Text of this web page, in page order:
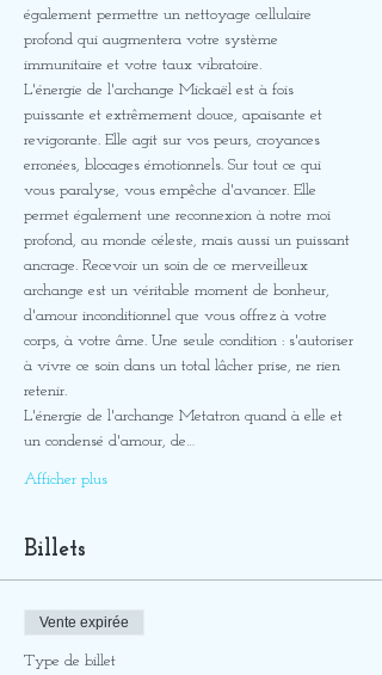
également permettre un nettoyage cellulaire
profond qui augmentera votre système
immunitaire et votre taux vibratoire.
L'énergie de l'archange Mickaël est à fois
puissante et extrêmement douce, apaisante et
revigorante. Elle agit sur vos peurs, croyances
erronées, blocages émotionnels. Sur tout ce qui
vous paralyse, vous empêche d'avancer. Elle
permet également une reconnexion à notre moi
profond, au monde céleste, mais aussi un puissant
ancrage. Recevoir un soin de ce merveilleux
archange est un véritable moment de bonheur,
d'amour inconditionnel que vous offrez à votre
corps, à votre âme. Une seule condition : s'autoriser
à vivre ce soin dans un total lâcher prise, ne rien
retenir.
L'énergie de l'archange Metatron quand à elle et
un condensé d'amour, de…
Afficher plus
Billets
Vente expirée
Type de billet